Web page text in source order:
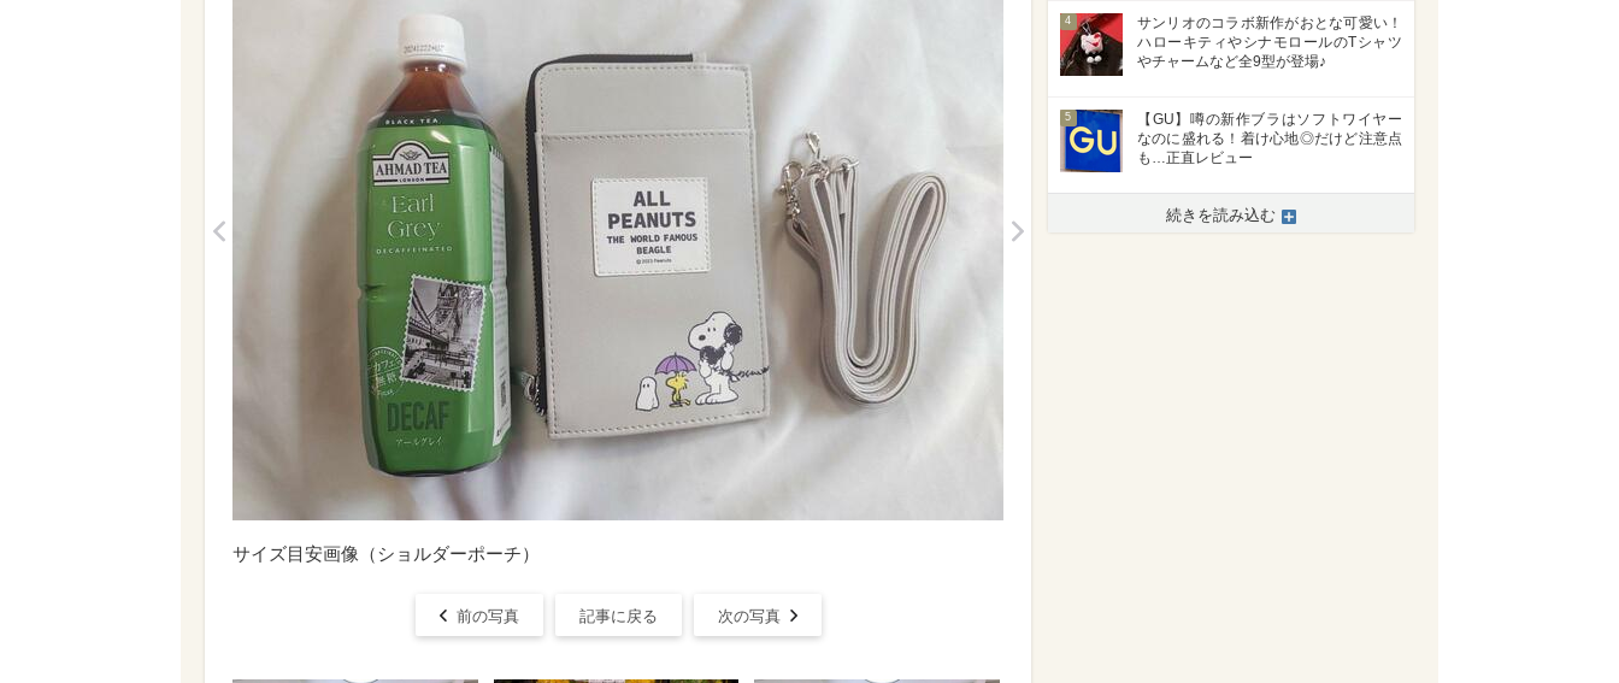
サイズ目安画像（ショルダーポーチ）
前の写真 記事に戻る 次の写真
4
サンリオのコラボ新作がおとな可愛い！
ハローキティやシナモロールのTシャツ
やチャームなど全9型が登場♪
5
【GU】噂の新作ブラはソフトワイヤー
なのに盛れる！着け心地◎だけど注意点
も…正直レビュー
続きを読み込む